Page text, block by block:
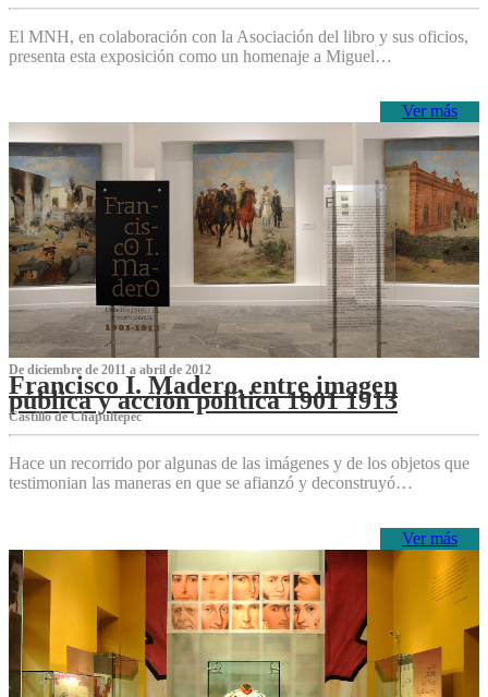
El MNH, en colaboración con la Asociación del libro y sus oficios,
presenta esta exposición como un homenaje a Miguel…
Ver más
De diciembre de 2011 a abril de 2012
Francisco I. Madero, entre imagen
pública y acción política 1901 1913
Castillo de Chapultepec
Hace un recorrido por algunas de las imágenes y de los objetos que
testimonian las maneras en que se afianzó y deconstruyó…
Ver más